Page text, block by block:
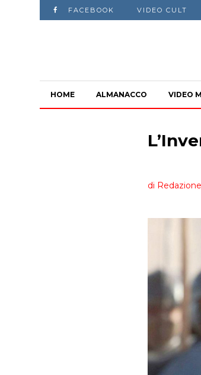
FACEBOOK VIDEO CULT
HOME ALMANACCO VIDEO
di Redazione